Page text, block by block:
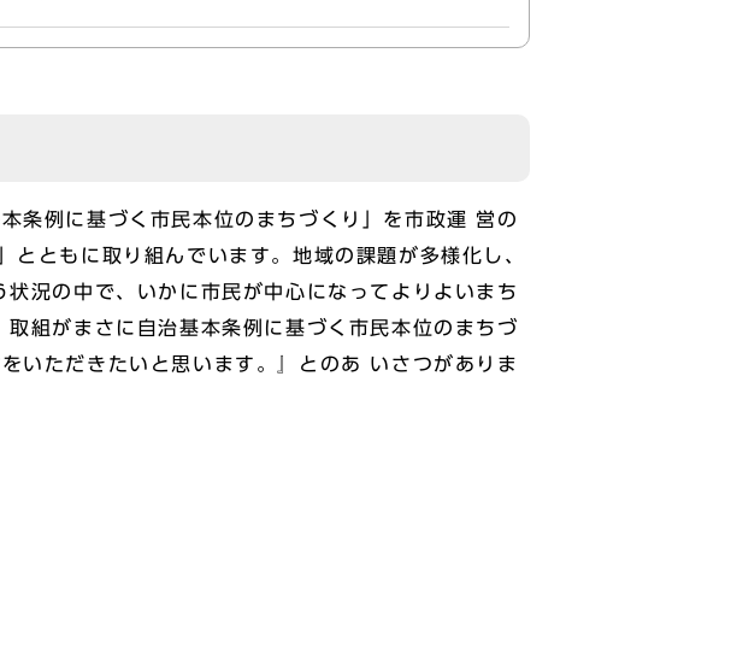
条例に基づく市民本位のまちづくり」を市政運 営の
ともに取り組んでいます。地域の課題が多様化し、
況の中で、いかに市民が中心になってよりよいまち
組がまさに自治基本条例に基づく市民本位のまちづ
いただきたいと思います。』とのあ いさつがありま